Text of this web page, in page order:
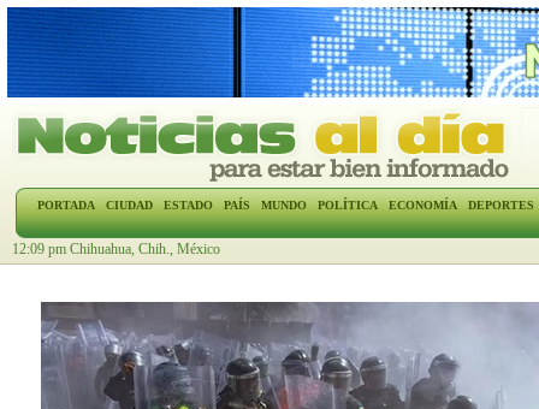
PORTADA CIUDAD ESTADO PAÍS MUNDO POLÍTICA ECONOMÍA DEPORTES
12:09 pm Chihuahua, Chih., México